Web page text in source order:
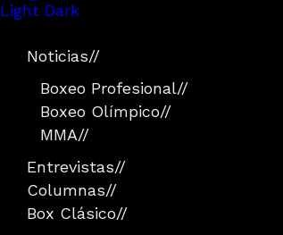
Light Dark
Noticias//
Boxeo Profesional//
Boxeo Olímpico//
MMA//
Entrevistas//
Columnas//
Box Clásico//